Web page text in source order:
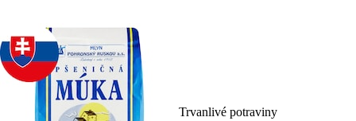
Trvanlivé potraviny